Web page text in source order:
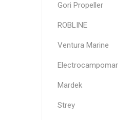
Gori Propeller
ROBLINE
Ventura Marine
Electrocampomar
Mardek
Strey